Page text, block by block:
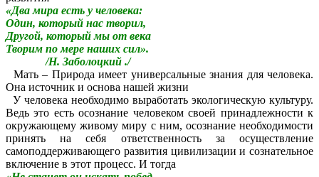
«Два мира есть у человека:
Один, который нас творил,
Другой, который мы от века
Творим по мере наших сил».
/Н. Заболоцкий ./
Мать – Природа имеет универсальные знания для человека.
Она источник и основа нашей жизни
У человека необходимо выработать экологическую культуру.
Ведь это есть осознание человеком своей принадлежности к
окружающему живому миру с ним, осознание необходимости
принять на себя ответственность за осуществление
самоподдерживающего развития цивилизации и сознательное
включение в этот процесс. И тогда